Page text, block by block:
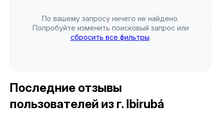
По вашему запросу ничего не найдено.
Попробуйте изменить поисковый запрос или
сбросить все фильтры.
Последние отзывы
пользователей из г. Ibirubá